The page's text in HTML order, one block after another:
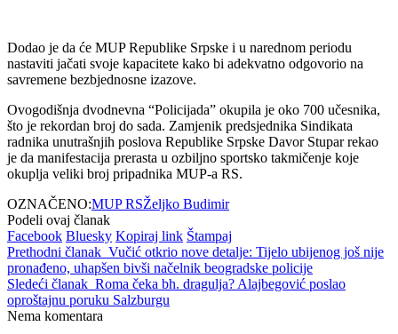
Dodao je da će MUP Republike Srpske i u narednom periodu
nastaviti jačati svoje kapacitete kako bi adekvatno odgovorio na
savremene bezbjednosne izazove.
Ovogodišnja dvodnevna “Policijada” okupila je oko 700 učesnika,
što je rekordan broj do sada. Zamjenik predsjednika Sindikata
radnika unutrašnjih poslova Republike Srpske Davor Stuparrekao
je da manifestacija prerasta u ozbiljno sportsko takmičenje koje
okuplja veliki broj pripadnika MUP-a RS.
OZNAČENO:MUP RSŽeljko Budimir
Podeli ovaj članak
Facebook Bluesky Kopiraj link Štampaj
Prethodni članak Vučić otkrio nove detalje: Tijelo ubijenog još nije
pronađeno, uhapšen bivši načelnik beogradske policije
Sledeći članak Roma čeka bh. dragulja? Alajbegović poslao
oproštajnu poruku Salzburgu
Nema komentara